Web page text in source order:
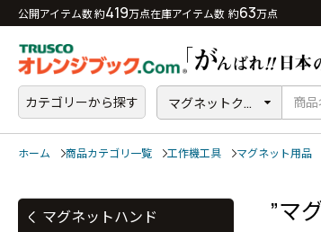
公開アイテム数 約419万点在庫アイテム数 約63万点
カテゴリーから探す マグネットク...
ホーム 商品カテゴリ一覧 工作機工具 マグネット用品
”マ
マグネットハンド